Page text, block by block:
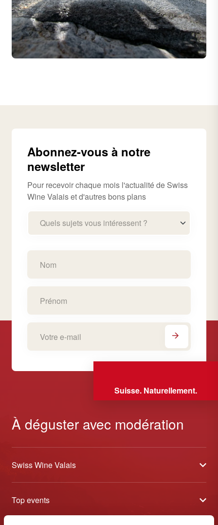
Abonnez-vous à notre
newsletter
Pour recevoir chaque mois l'actualité de Swiss
Wine Valais et d'autres bons plans
Quels sujets vous intéressent ?
Suisse. Naturellement.
À déguster avec modération
Swiss Wine Valais
À propos
Blog
Top events
Caves Ouvertes